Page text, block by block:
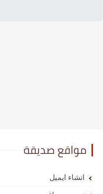
مواقع صديقة
انشاء ايميل